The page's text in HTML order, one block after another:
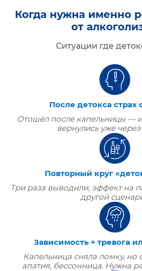
Когда нужна именно
от
Ситуации где
После детокса страх
Отошёл после капельницы —
вернулись уже
Повторный круг
Три раза выводили, эффект на
другой
Зависимость + тревога
Капельница сняла ломку, но
апатия, бессонница. Нужна